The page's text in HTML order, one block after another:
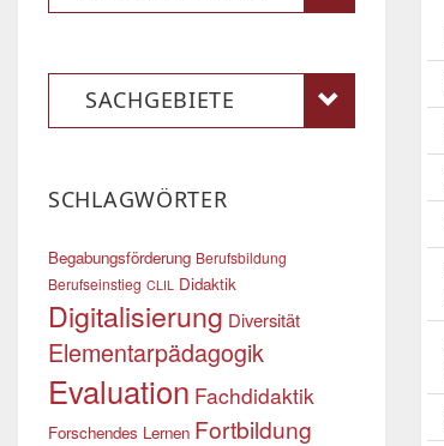
SACHGEBIETE
SCHLAGWÖRTER
Begabungsförderung Berufsbildung
Berufseinstieg CLIL Didaktik
Digitalisierung Diversität
Elementarpädagogik
Evaluation Fachdidaktik
Forschendes Lernen Fortbildung